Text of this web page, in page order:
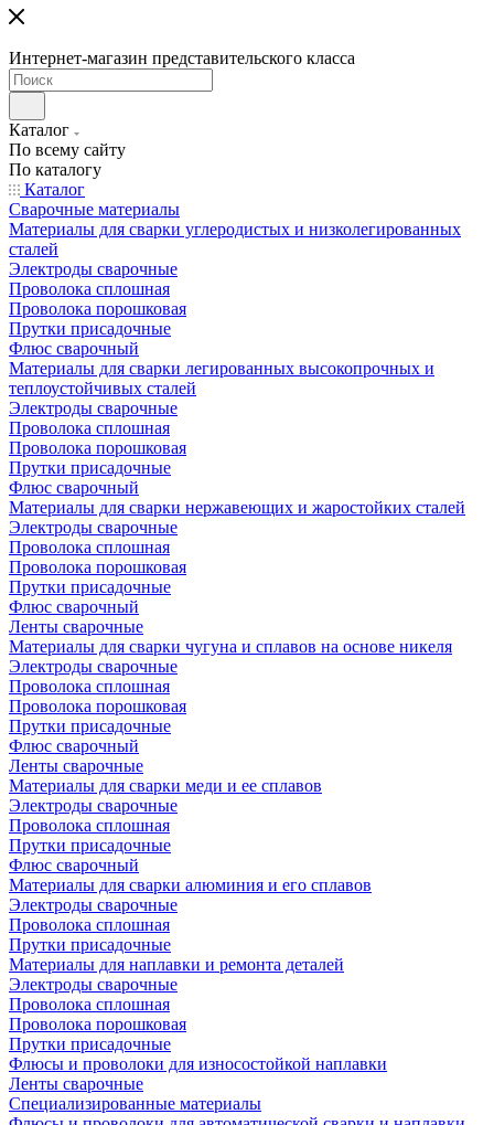
Интернет-магазин представительского класса
Каталог
По всему сайту
По каталогу
Каталог
Сварочные материалы
Материалы для сварки углеродистых и низколегированных
сталей
Электроды сварочные
Проволока сплошная
Проволока порошковая
Прутки присадочные
Флюс сварочный
Материалы для сварки легированных высокопрочных и
теплоустойчивых сталей
Электроды сварочные
Проволока сплошная
Проволока порошковая
Прутки присадочные
Флюс сварочный
Материалы для сварки нержавеющих и жаростойких сталей
Электроды сварочные
Проволока сплошная
Проволока порошковая
Прутки присадочные
Флюс сварочный
Ленты сварочные
Материалы для сварки чугуна и сплавов на основе никеля
Электроды сварочные
Проволока сплошная
Проволока порошковая
Прутки присадочные
Флюс сварочный
Ленты сварочные
Материалы для сварки меди и ее сплавов
Электроды сварочные
Проволока сплошная
Прутки присадочные
Флюс сварочный
Материалы для сварки алюминия и его сплавов
Электроды сварочные
Проволока сплошная
Прутки присадочные
Материалы для наплавки и ремонта деталей
Электроды сварочные
Проволока сплошная
Проволока порошковая
Прутки присадочные
Флюсы и проволоки для износостойкой наплавки
Ленты сварочные
Специализированные материалы